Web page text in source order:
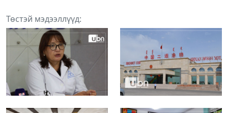
Төстэй мэдээллүүд: